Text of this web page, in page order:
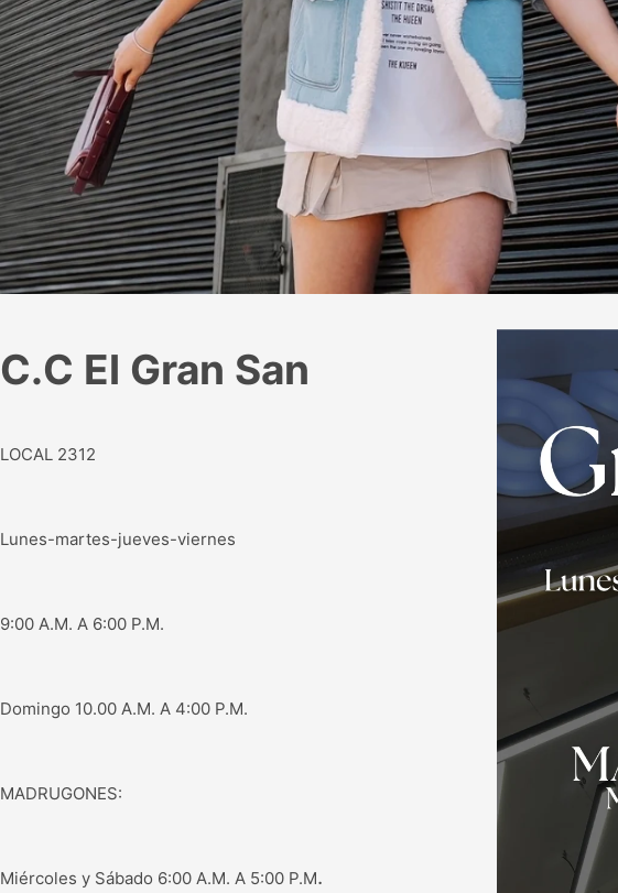
C.C El Gran San
LOCAL 2312
Lunes-martes-jueves-viernes
9:00 A.M. A 6:00 P.M.
Domingo 10.00 A.M. A 4:00 P.M.
MADRUGONES:
Miércoles y Sábado 6:00 A.M. A 5:00 P.M.